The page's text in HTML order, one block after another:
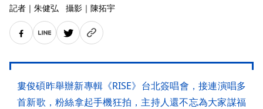
記者 ｜ 朱健弘 攝影 ｜ 陳拓宇
婁俊碩昨舉辦新專輯《RISE》台北簽唱會，接連演唱多
首新歌，粉絲拿起手機狂拍，主持人還不忘為大家謀福